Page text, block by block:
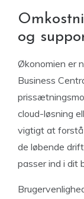
og
Økonomien er
Business
cloud-løsning
vigtigt at forstå
de løbende
passer ind i dit